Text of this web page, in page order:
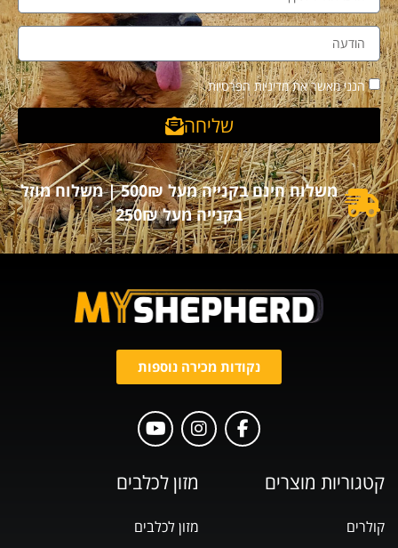
הנני מאשר את מדיניות הפרטיות
שליחה
משלוח חינם בקנייה מעל 500₪ | משלוח מוזל
בקנייה מעל 250₪
מזון לכלבים
מזון לכלבים
קטגוריות מוצרים
קולרים
נקודות מכירה נוספות